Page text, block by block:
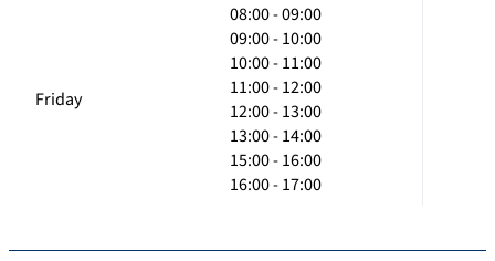
Friday
08:00 - 09:00
09:00 - 10:00
10:00 - 11:00
11:00 - 12:00
12:00 - 13:00
13:00 - 14:00
15:00 - 16:00
16:00 - 17:00